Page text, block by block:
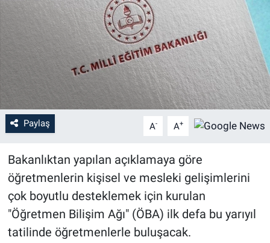
Paylaş A- A+
Bakanlıktan yapılan açıklamaya göre
öğretmenlerin kişisel ve mesleki gelişimlerini
çok boyutlu desteklemek için kurulan
"Öğretmen Bilişim Ağı" (ÖBA) ilk defa bu yarıyıl
tatilinde öğretmenlerle buluşacak.
Sağlık
Eğitim
Ekonomi
Teknoloji
Magazin
Siyaset
Yaşam